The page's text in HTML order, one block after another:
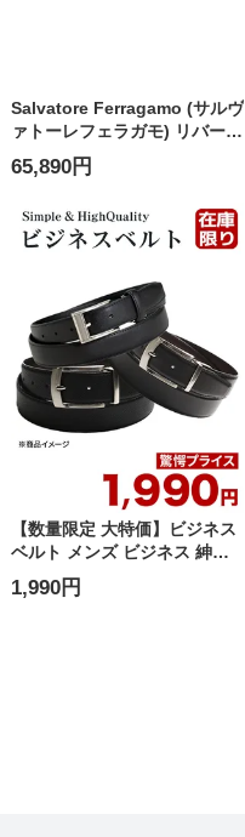
Salvatore Ferragamo (サルヴ
ァトーレフェラガモ) リバーシ
ブル ガンチーニ ベルト
FG694745 メンズ
65,890円
【数量限定 大特価】ビジネス
ベルト メンズ ビジネス 紳士
フォーマル 定番 人気
1,990円